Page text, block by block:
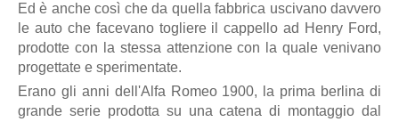
Ed è anche così che da quella fabbrica uscivano davvero
le auto che facevano togliere il cappello ad Henry Ford,
prodotte con la stessa attenzione con la quale venivano
progettate e sperimentate.
Erano gli anni dell'Alfa Romeo 1900, la prima berlina di
grande serie prodotta su una catena di montaggio dal